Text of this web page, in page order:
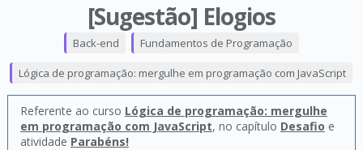
[Sugestão] Elogios
Back-end Fundamentos de Programação
Lógica de programação: mergulhe em programação com JavaScript
Referente ao curso Lógica de programação: mergulhe
em programação com JavaScript, no capítulo Desafio e
atividade Parabéns!